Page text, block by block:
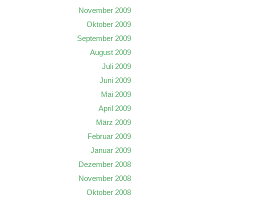
November 2009
Oktober 2009
September 2009
August 2009
Juli 2009
Juni 2009
Mai 2009
April 2009
März 2009
Februar 2009
Januar 2009
Dezember 2008
November 2008
Oktober 2008